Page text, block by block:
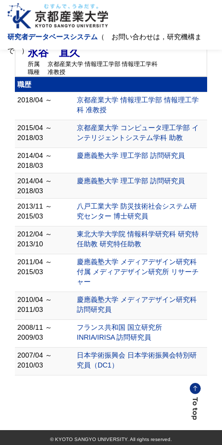
研究者データベースシステム （ お問い合わせは，研究機構ま
で ）
ナガヤ ナオヒサ NAGAYA NAOHISA
永谷 直久
所属
京都産業大学 情報理工学部 情報理工学科
職種
准教授
職歴
2018/04 ～
京都産業大学 情報理工学部 情報理工学
科 准教授
2015/04 ～
2018/03
京都産業大学 コンピュータ理工学部 イ
ンテリジェントシステム学科 助教
2014/04 ～
2018/03
慶應義塾大学 理工学部 訪問研究員
2014/04 ～
2018/03
慶應義塾大学 理工学部 訪問研究員
2013/11 ～
2015/03
八戸工業大学 防災技術社会システム研
究センター 博士研究員
2012/04 ～
2013/10
東北大学大学院 情報科学研究科 研究特
任助教 研究特任助教
2011/04 ～
2015/03
慶應義塾大学 メディアデザイン研究科
付属 メディアデザイン研究所 リサーチ
ャー
2010/04 ～
2011/03
慶應義塾大学 メディアデザイン研究科
訪問研究員
2008/11 ～
2009/03
フランス共和国 国立研究所
INRIA/IRISA 訪問研究員
2007/04 ～
2010/03
日本学術振興会 日本学術振興会特別研
究員（DC1）
© KYOTO SANGYO UNIVERSITY. All rights reserved.